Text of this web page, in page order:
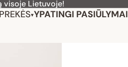
visoje Lietuvoje!
PREKĖS▾YPATINGI PASIŪLYMAI